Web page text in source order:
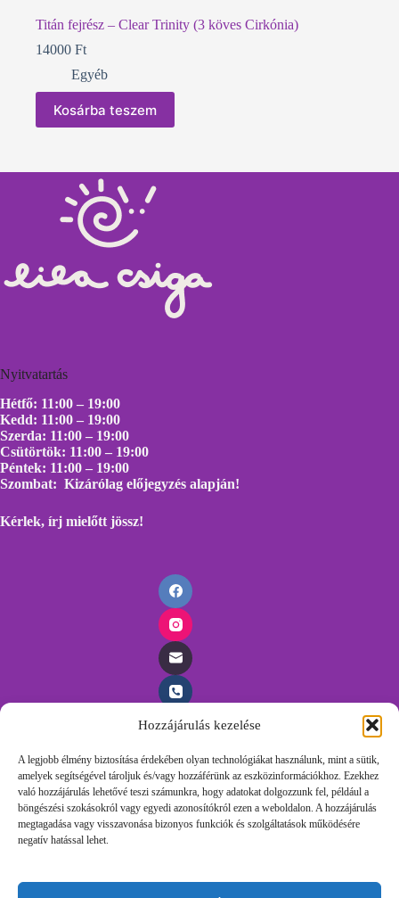
Hozzájárulás kezelése
A legjobb élmény biztosítása érdekében olyan technológiákat használunk, mint a sütik,
amelyek segítségével tároljuk és/vagy hozzáférünk az eszközinformációkhoz. Ezekhez
való hozzájárulás lehetővé teszi számunkra, hogy adatokat dolgozzunk fel, például a
böngészési szokásokról vagy egyedi azonosítókról ezen a weboldalon. A hozzájárulás
megtagadása vagy visszavonása bizonyos funkciók és szolgáltatások működésére
negatív hatással lehet.
Titán fejrész – Clear Trinity (3 köves Cirkónia)
14000 Ft
Egyéb
Kosárba teszem
Nyitvatartás
Hétfő: 11:00 – 19:00
Kedd: 11:00 – 19:00
Szerda: 11:00 – 19:00
Csütörtök: 11:00 – 19:00
Péntek: 11:00 – 19:00
Szombat: Kizárólag előjegyzés alapján!
Kérlek, írj mielőtt jössz!
Időpontfoglalás
Foglalj időpontot egyszerűen, töltsd ki az űrlapunkat és
felvesszük veled a kapcsolatot.